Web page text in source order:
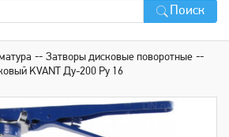
Поиск
Затворы дисковые поворотные
KVANT Ду-200 Ру 16